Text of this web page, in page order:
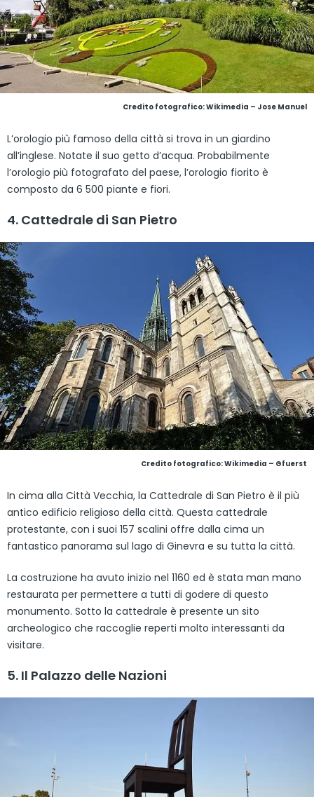
Credito fotografico:Wikimedia – Jose Manuel
L’orologio più famoso della città si trova in un giardino
all’inglese. Notate il suo getto d’acqua. Probabilmente
l’orologio più fotografato del paese, l’orologio fiorito è
composto da 6 500 piante e fiori.
4. Cattedrale di San Pietro
Credito fotografico:Wikimedia – Gfuerst
In cima alla Città Vecchia, la Cattedrale di San Pietro è il più
antico edificio religioso della città. Questa cattedrale
protestante, con i suoi 157 scalini offre dalla cima un
fantastico panorama sul lago di Ginevra e su tutta la città.
La costruzione ha avuto inizio nel 1160 ed è stata man mano
restaurata per permettere a tutti di godere di questo
monumento. Sotto la cattedrale è presente un sito
archeologico che raccoglie reperti molto interessanti da
visitare.
5. Il Palazzo delle Nazioni